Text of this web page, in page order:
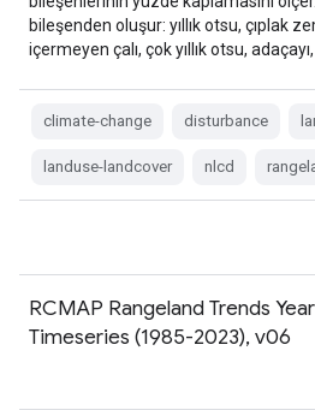
bileşenden oluşur: yıllık otsu, çıplak
içermeyen çalı, çok yıllık otsu, adaçayı,
climate-change disturbance
landuse-landcover nlcd
RCMAP Rangeland Trends
Timeseries (1985-2023), v06